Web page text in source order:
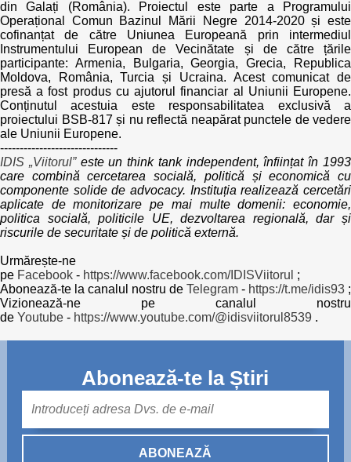
din Galați (România). Proiectul este parte a Programului
Operațional Comun Bazinul Mării Negre 2014-2020 și este
cofinanțat de către Uniunea Europeană prin intermediul
Instrumentului European de Vecinătate și de către țările
participante: Armenia, Bulgaria, Georgia, Grecia, Republica
Moldova, România, Turcia și Ucraina. Acest comunicat de
presă a fost produs cu ajutorul financiar al Uniunii Europene.
Conținutul acestuia este responsabilitatea exclusivă a
proiectului BSB-817 și nu reflectă neapărat punctele de vedere
ale Uniunii Europene.
------------------------------
IDIS „Viitorul”este un think tank independent, înființat în 1993
care combină cercetarea socială, politică și economică cu
componente solide de advocacy. Instituția realizează cercetări
aplicate de monitorizare pe mai multe domenii: economie,
politica socială, politicile UE, dezvoltarea regională, dar și
riscurile de securitate și de politică externă.
Urmărește-ne
pe Facebook - https://www.facebook.com/IDISViitorul ;
Abonează-te la canalul nostru de Telegram - https://t.me/idis93 ;
Vizionează-ne pe canalul nostru
de Youtube - https://www.youtube.com/@idisviitorul8539 .
Abonează-te la Știri
ABONEAZĂ